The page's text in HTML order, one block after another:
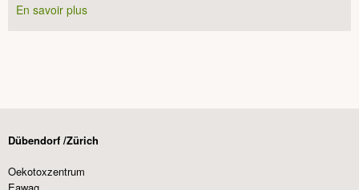
En savoir plus
Dübendorf /Zürich
Oekotoxzentrum